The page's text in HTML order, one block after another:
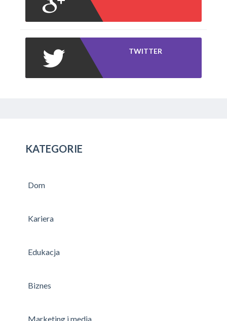
TWITTER
KATEGORIE
Dom
Kariera
Edukacja
Biznes
Marketing i media